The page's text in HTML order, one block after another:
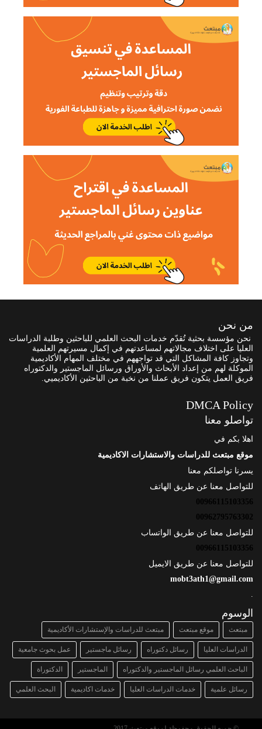
من نحن
نحن مؤسسة بحثية تُقدّم خدمات البحث العلمي للباحثين وطلبة الدراسات
العليا على اختلاف مجالاتهم لمساعدتهم في إكمال مسيرتهم العلمية
وتجاوز كافة المشاكل التي قد تواجههم في مختلف المهام الأكاديمية
الموكلة لهم من إعداد الأبحاث والأوراق ورسائل الماجستير والدكتوراه
فريق العمل يتكون فريق عملنا من نخبة من الباحثين الأكاديميي.
DMCA Policy
تواصلو معنا
اهلا بكم في
موقع مبتعث للدراسات والاستشارات الاكاديمية
يسرنا تواصلكم معنا
للتواصل معنا عن طريق الهاتف
00966115103356
00962795763302
للتواصل معنا عن طريق الواتساب
00966115103356
للتواصل معنا عن طريق الايميل
mobt3ath1@gmail.com
الوسوم
مبتعث موقع مبتعث مبتعث للدراسات والإستشارات الأكاديمية
الدراسات العليا رسائل دكتوراه رسائل ماجستير عمل بحوث جامعية
الباحث العلمي رسائل الماجستير والدكتوراه الماجستير الدكتوراة
رسائل علمية خدمات الدراسات العليا خدمات اكاديمية البحث العلمي